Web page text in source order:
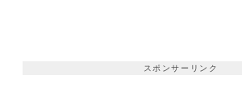
スポンサーリンク